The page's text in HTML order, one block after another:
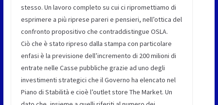
stesso. Un lavoro completo su cui ci ripromettiamo di
esprimere a più riprese pareri e pensieri, nell’ottica del
confronto propositivo che contraddistingue OSLA.
Ciò che è stato ripreso dalla stampa con particolare
enfasi è la previsione dell’incremento di 200 milioni di
entrate nelle Casse pubbliche grazie ad uno degli
investimenti strategici che il Governo ha elencato nel
Piano di Stabilità e cioè l’outlet store The Market. Un